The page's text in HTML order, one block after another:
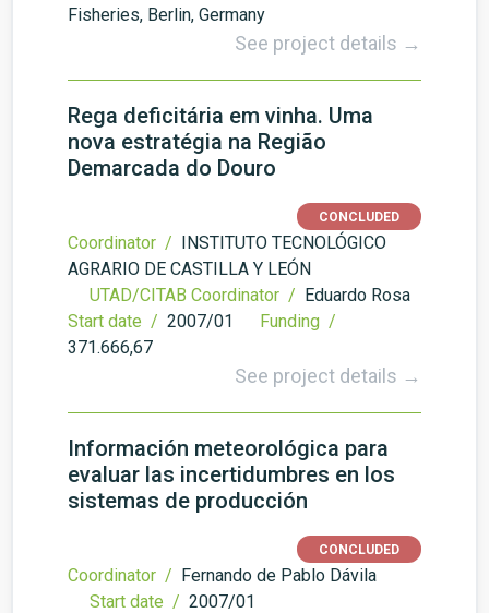
Fisheries, Berlin, Germany
See project details →
Rega deficitária em vinha. Uma
nova estratégia na Região
Demarcada do Douro
CONCLUDED
Coordinator / INSTITUTO TECNOLÓGICO
AGRARIO DE CASTILLA Y LEÓN
UTAD/CITAB Coordinator / Eduardo Rosa
Start date / 2007/01
Funding /
371.666,67
See project details →
Información meteorológica para
evaluar las incertidumbres en los
sistemas de producción
CONCLUDED
Coordinator / Fernando de Pablo Dávila
Start date / 2007/01